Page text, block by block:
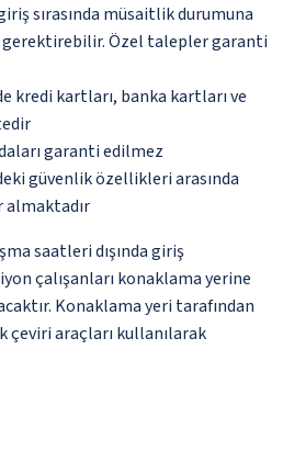
sırasında müsaitlik durumuna
gerektirebilir. Özel talepler garanti
kredi kartları, banka kartları ve
garanti edilmez
güvenlik özellikleri arasında
almaktadır
saatleri dışında giriş
çalışanları konaklama yerine
Konaklama yeri tarafından
araçları kullanılarak